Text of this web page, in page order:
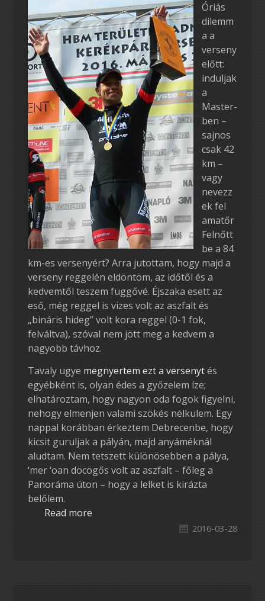
Óriás
dilemm
a a
verseny
előtt:
induljak
a
Master-
ben –
sajnos
csak 42
km –
vagy
nevezz
ek fel
amatőr
Felnőtt
be a 84
km-es versenyért? Arra jutottam, hogy majd a
verseny reggelén eldöntöm, az időtől és a
kedvemtől teszem függővé. Éjszaka esett az
eső, még reggel is vizes volt az aszfalt és
„bináris hideg” volt kora reggel (0-1 fok,
felváltva), szóval nem jött meg a kedvem a
nagyobb távhoz.
Tavaly ugye megnyertem ezt a versenytés
egyébként is, olyan édes a győzelem íze;
elhatároztam, hogy nagyon oda fogok figyelni,
nehogy elmenjen valami szökés nélkülem. Egy
nappal korábban érkeztem Debrecenbe, hogy
kicsit guruljak a pályán, majd anyáméknál
aludtam. Nem tetszett különösebben a pálya,
‘mer ‘oan döcögős volt az aszfalt – főleg a
Panoráma úton – hogy a lelket is kirázta
belőlem.
Read more
2016-03-28